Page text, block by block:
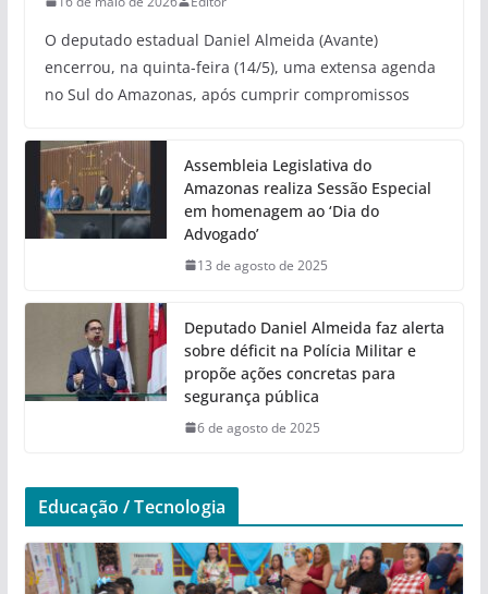
O deputado estadual Daniel Almeida (Avante)
encerrou, na quinta-feira (14/5), uma extensa agenda
no Sul do Amazonas, após cumprir compromissos
Assembleia Legislativa do
Amazonas realiza Sessão Especial
em homenagem ao ‘Dia do
Advogado’
13 de agosto de 2025
Deputado Daniel Almeida faz alerta
sobre déficit na Polícia Militar e
propõe ações concretas para
segurança pública
6 de agosto de 2025
Educação / Tecnologia